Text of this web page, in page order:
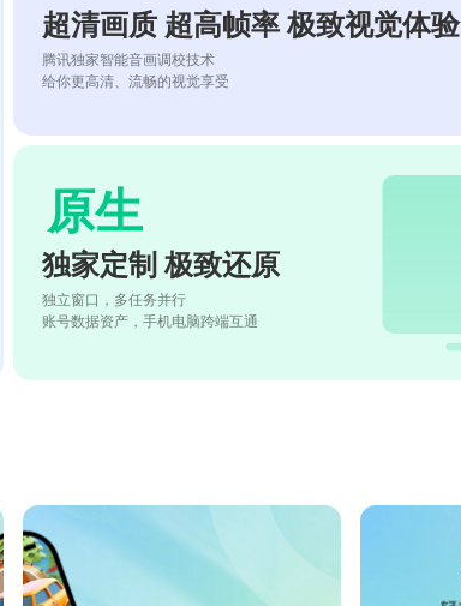
超清画质 超高帧率 极致视觉体验
腾讯独家智能音画调校技术
给你更高清、流畅的视觉享受
原生
独家定制 极致还原
独立窗口，多任务并行
账号数据资产，手机电脑跨端互通